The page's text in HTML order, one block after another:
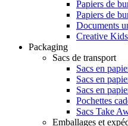
Papiers de
Papiers de
Documents
Creative Kids
Packaging
Sacs de transport
Sacs en
Sacs en
Sacs en
Pochettes
Sacs Take
Emballages et